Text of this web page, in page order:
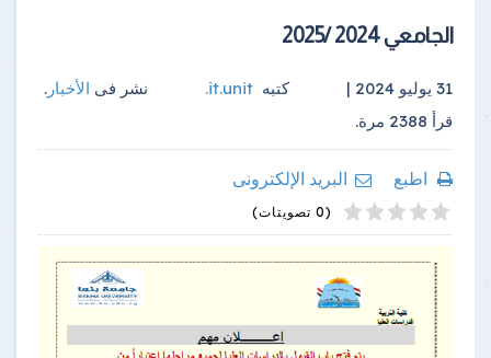
الجامعي 2024 /2025
31 يوليو 2024 | كتبه it.unit
. نشر فى الأخبار .
قرأ 2388 مرة.
اطبع
البريد الإلكترونى
1
2
3
4
5 (0 تصويتات)